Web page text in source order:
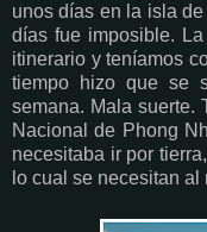
unos días en la isla
días fue imposible.
itinerario y teníamos
tiempo hizo que se
semana. Mala suerte.
Nacional de Phong
necesitaba ir por
lo cual se necesitan al